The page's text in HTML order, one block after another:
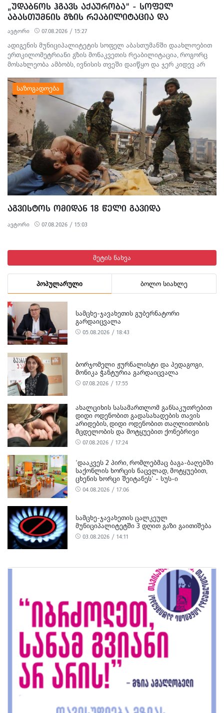
„ᲣᲓᲐᲑᲜᲝᲡ ᲰᲒᲐᲕᲡ ᲐᲥᲐᲣᲠᲝᲑᲐ“ - ᲡᲝᲤᲔᲚ
ᲐᲑᲐᲡᲗᲣᲛᲜᲘᲡ ᲒᲖᲘᲡ ᲠᲔᲐᲑᲘᲚᲘᲢᲐᲪᲘᲐ ᲓᲐ
ᲛᲝᲡᲐᲮᲚᲔᲝᲑᲘᲡ ᲞᲠᲝᲢᲔᲡᲢᲘ
ავტორი 07.08.2026 / 15:27
ადიგენის მუნიციპალიტეტის სოფელ აბასთუმანში დაახლოებით
ერთკილომეტრიანი გზის მონაკვეთის რეაბილიტაცია, როგორც
მოსახლეობა ამბობს, ივნისის თვეში დაიწყო და ჯერ კიდევ არ
მტვერი, მოუწესრიგებელი სანიაღვრე არხები ადგილობრივების
ყოველდღიურ ცხოვრებასა და ტურისტულ სეზონს პრობლემებს
უქმნის.
ᲐᲒᲕᲘᲡᲢᲝᲡ ᲝᲛᲘᲓᲐᲜ 18 ᲬᲔᲚᲘ ᲒᲐᲕᲘᲓᲐ
ავტორი 07.08.2026 / 15:03
მეტის ნახვა
პოპულარული ბოლო სიახლე
ᲡᲐᲛᲪᲮᲔ-ᲯᲐᲕᲐᲮᲔᲗᲘᲡ ᲒᲣᲑᲔᲠᲜᲐᲢᲝᲠᲘ
ᲒᲐᲠᲓᲐᲘᲪᲕᲐᲚᲐ
05.08.2026 / 18:43
ᲑᲝᲠᲯᲝᲛᲔᲚᲘ ᲟᲣᲠᲜᲐᲚᲘᲡᲢᲘ ᲓᲐ ᲞᲔᲓᲐᲒᲝᲒᲘ,
ᲛᲝᲜᲘᲙᲐ ᲭᲐᲜᲢᲣᲠᲘᲐ ᲒᲐᲠᲓᲐᲘᲪᲕᲐᲚᲐ
07.08.2026 / 17:55
ᲐᲮᲐᲚᲪᲘᲮᲘᲡ ᲡᲐᲡᲐᲛᲐᲠᲗᲚᲝᲛ ᲒᲐᲜᲡᲐᲙᲣᲗᲠᲔᲑᲘᲗ
ᲓᲘᲓᲘ ᲝᲓᲔᲜᲝᲑᲘᲗ ᲒᲐᲓᲐᲡᲐᲮᲐᲓᲔᲑᲘᲡ ᲗᲐᲕᲘᲡ
ᲐᲠᲘᲓᲔᲑᲘᲡ, ᲓᲘᲓᲘ ᲝᲓᲔᲜᲝᲑᲘᲗ ᲗᲐᲦᲚᲘᲗᲝᲑᲘᲡ
ᲛᲪᲓᲔᲚᲝᲑᲘᲡ ᲓᲐ ᲛᲝᲢᲧᲣᲔᲑᲘᲗ ᲥᲝᲜᲔᲑᲠᲘᲕᲘ
ᲓᲐᲖᲘᲐᲜᲔᲑᲘᲡ ᲤᲐᲥᲢᲔᲑᲖᲔ 1 ᲞᲘᲠᲘ ᲓᲐᲛᲜᲐᲨᲐᲕᲔᲓ
07.08.2026 / 17:24
‘ᲓᲐᲐᲙᲕᲔᲡ 2 ᲞᲘᲠᲘ, ᲠᲝᲛᲚᲔᲑᲛᲐᲪ ᲑᲐᲒᲐ-ᲑᲐᲦᲔᲑᲨᲘ
ᲡᲐᲥᲝᲜᲚᲘᲡ ᲮᲝᲠᲪᲘᲡ ᲜᲐᲪᲕᲚᲐᲓ, ᲛᲝᲢᲧᲣᲔᲑᲘᲗ,
ᲪᲮᲔᲜᲘᲡ ᲮᲝᲠᲪᲘ ᲨᲔᲘᲢᲐᲜᲔᲡ’ - ᲡᲣᲡ-Ი
04.08.2026 / 17:06
ᲡᲐᲛᲪᲮᲔ-ᲯᲐᲕᲐᲮᲔᲗᲘᲡ ᲪᲐᲚᲙᲔᲣᲚ
ᲛᲣᲜᲘᲪᲘᲞᲐᲚᲘᲢᲔᲢᲨᲘ 3 ᲓᲦᲘᲗ ᲒᲐᲖᲘ ᲒᲐᲘᲗᲘᲨᲔᲑᲐ
03.08.2026 / 14:11